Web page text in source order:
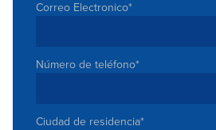
Correo Electronico*
Número de teléfono*
Ciudad de residencia*